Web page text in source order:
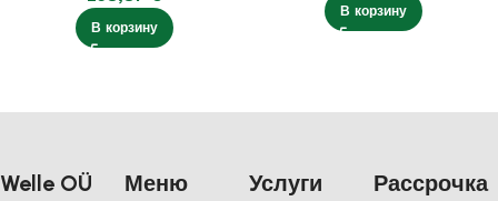
В корзину
В корзину
Welle OÜ Меню Услуги Рассрочка